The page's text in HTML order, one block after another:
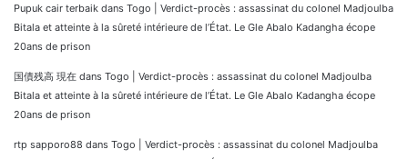
Pupuk cair terbaik dans Togo | Verdict-procès : assassinat du colonel Madjoulba
Bitala et atteinte à la sûreté intérieure de l’État. Le Gle Abalo Kadangha écope
20ans de prison
国債残高 現在 dans Togo | Verdict-procès : assassinat du colonel Madjoulba
Bitala et atteinte à la sûreté intérieure de l’État. Le Gle Abalo Kadangha écope
20ans de prison
rtp sapporo88 dans Togo | Verdict-procès : assassinat du colonel Madjoulba